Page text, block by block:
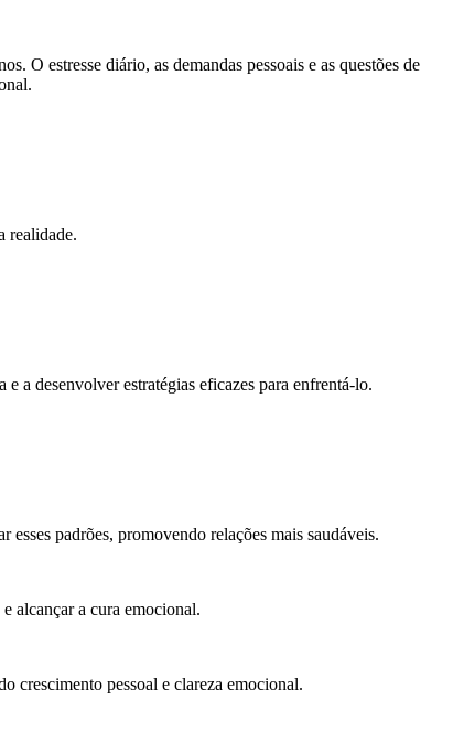
O estresse diário, as demandas pessoais e as questões de
realidade.
a desenvolver estratégias eficazes para enfrentá-lo.
padrões, promovendo relações mais saudáveis.
alcançar a cura emocional.
crescimento pessoal e clareza emocional.